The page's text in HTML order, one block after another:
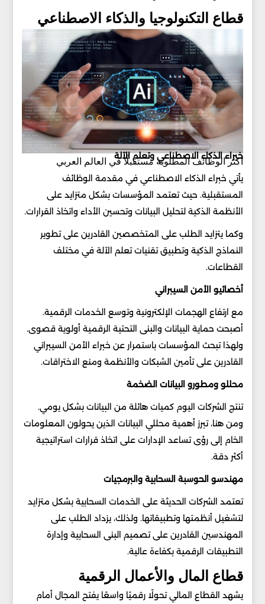
قطاع التكنولوجيا والذكاء الاصطناعي
أكثر الوظائف المطلوبة مستقبلًا في العالم العربي
خبراء الذكاء الاصطناعي وتعلم الآلة
يأتي خبراء الذكاء الاصطناعي في مقدمة الوظائف
المستقبلية. حيث تعتمد المؤسسات بشكل متزايد على
الأنظمة الذكية لتحليل البيانات وتحسين الأداء واتخاذ القرارات.
وكما يتزايد الطلب على المتخصصين القادرين على تطوير
النماذج الذكية وتطبيق تقنيات تعلم الآلة في مختلف
القطاعات.
أخصائيو الأمن السيبراني
مع ارتفاع الهجمات الإلكترونية وتوسع الخدمات الرقمية.
أصبحت حماية البيانات والبنى التحتية الرقمية أولوية قصوى.
ولهذا تبحث المؤسسات باستمرار عن خبراء الأمن السيبراني
القادرين على تأمين الشبكات والأنظمة ومنع الاختراقات.
محللو ومطورو البيانات الضخمة
تنتج الشركات اليوم كميات هائلة من البيانات بشكل يومي.
ومن هنا، تبرز أهمية محللي البيانات الذين يحولون المعلومات
الخام إلى رؤى تساعد الإدارات على اتخاذ قرارات استراتيجية
أكثر دقة.
مهندسو الحوسبة السحابية والبرمجيات
تعتمد الشركات الحديثة على الخدمات السحابية بشكل متزايد
لتشغيل أنظمتها وتطبيقاتها. ولذلك، يزداد الطلب على
المهندسين القادرين على تصميم البنى السحابية وإدارة
التطبيقات الرقمية بكفاءة عالية.
قطاع المال والأعمال الرقمية
يشهد القطاع المالي تحولًا رقميًا واسعًا يفتح المجال أمام